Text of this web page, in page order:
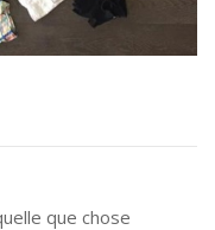
que chose